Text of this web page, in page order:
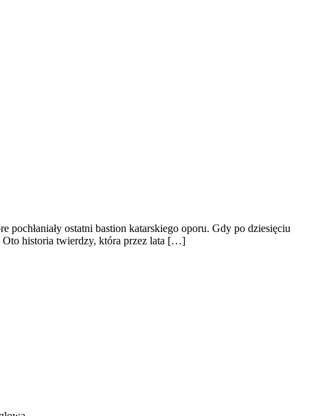
pochłaniały ostatni bastion katarskiego oporu. Gdy po dziesięciu
Oto historia twierdzy, która przez lata […]